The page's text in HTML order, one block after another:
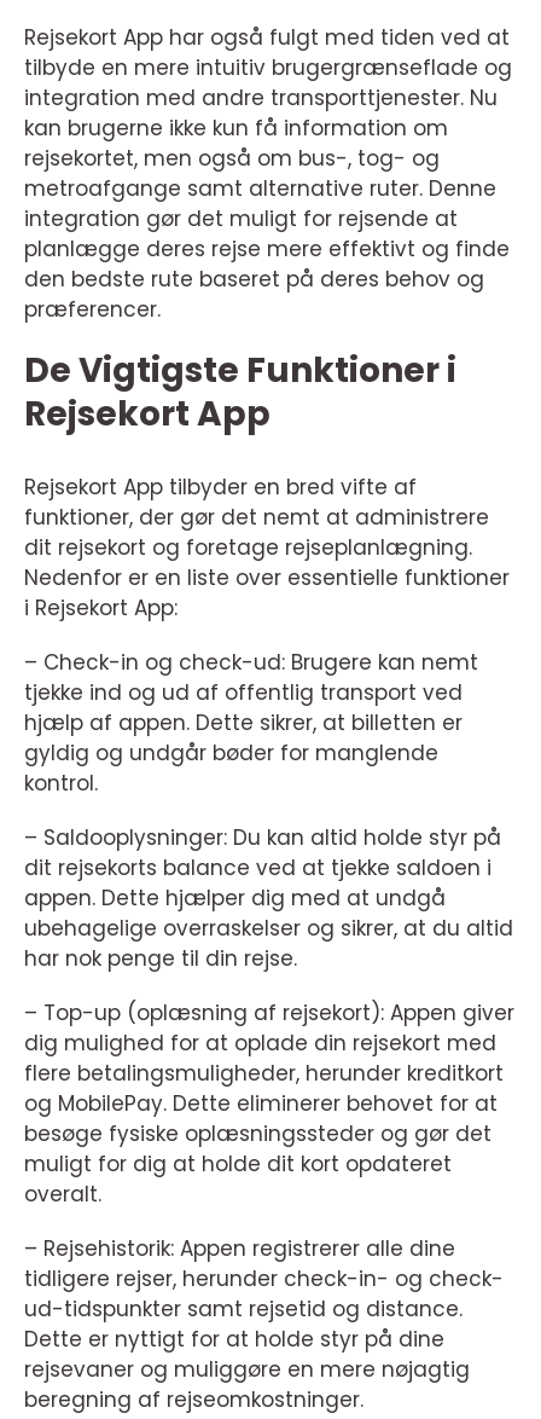
Rejsekort App har også fulgt med tiden ved at
tilbyde en mere intuitiv brugergrænseflade og
integration med andre transporttjenester. Nu
kan brugerne ikke kun få information om
rejsekortet, men også om bus-, tog- og
metroafgange samt alternative ruter. Denne
integration gør det muligt for rejsende at
planlægge deres rejse mere effektivt og finde
den bedste rute baseret på deres behov og
præferencer.
De Vigtigste Funktioner i
Rejsekort App
Rejsekort App tilbyder en bred vifte af
funktioner, der gør det nemt at administrere
dit rejsekort og foretage rejseplanlægning.
Nedenfor er en liste over essentielle funktioner
i Rejsekort App:
– Check-in og check-ud: Brugere kan nemt
tjekke ind og ud af offentlig transport ved
hjælp af appen. Dette sikrer, at billetten er
gyldig og undgår bøder for manglende
kontrol.
– Saldooplysninger: Du kan altid holde styr på
dit rejsekorts balance ved at tjekke saldoen i
appen. Dette hjælper dig med at undgå
ubehagelige overraskelser og sikrer, at du altid
har nok penge til din rejse.
– Top-up (oplæsning af rejsekort): Appen giver
dig mulighed for at oplade din rejsekort med
flere betalingsmuligheder, herunder kreditkort
og MobilePay. Dette eliminerer behovet for at
besøge fysiske oplæsningssteder og gør det
muligt for dig at holde dit kort opdateret
overalt.
– Rejsehistorik: Appen registrerer alle dine
tidligere rejser, herunder check-in- og check-
ud-tidspunkter samt rejsetid og distance.
Dette er nyttigt for at holde styr på dine
rejsevaner og muliggøre en mere nøjagtig
beregning af rejseomkostninger.